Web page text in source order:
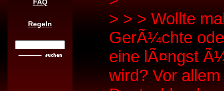
FAQ
Regeln
>>> Wollte
GerÃ¼chte
eine lÃ¤ngst
wird? Vor